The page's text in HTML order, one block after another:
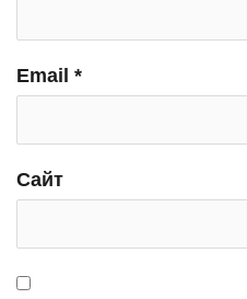
Email *
Сайт